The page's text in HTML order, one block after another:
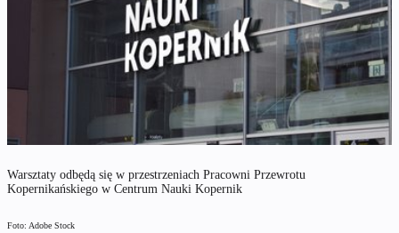
Warsztaty odbędą się w przestrzeniach Pracowni Przewrotu
Kopernikańskiego w Centrum Nauki Kopernik
Foto: Adobe Stock